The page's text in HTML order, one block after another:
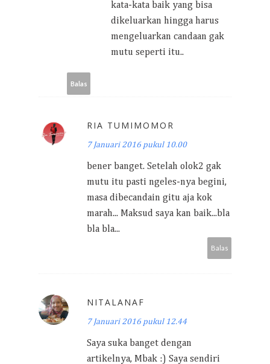
kata-kata baik yang bisa
dikeluarkan hingga harus
mengeluarkan candaan gak
mutu seperti itu..
Balas
RIA TUMIMOMOR
7 Januari 2016 pukul 10.00
bener banget. Setelah olok2 gak
mutu itu pasti ngeles-nya begini,
masa dibecandain gitu aja kok
marah... Maksud saya kan baik...bla
bla bla...
Balas
NITALANAF
7 Januari 2016 pukul 12.44
Saya suka banget dengan
artikelnya, Mbak :) Saya sendiri